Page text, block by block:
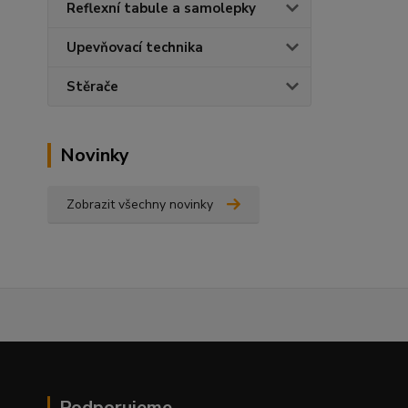
Reflexní tabule a samolepky
Upevňovací technika
Stěrače
Novinky
Zobrazit všechny novinky